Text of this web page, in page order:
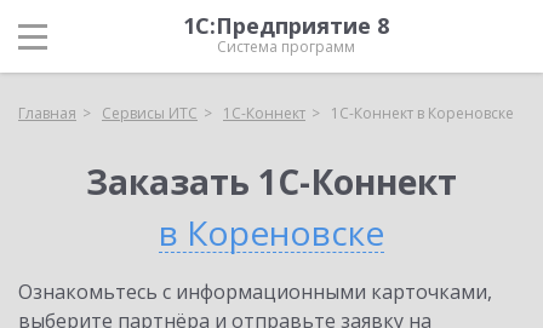
1С:Предприятие 8
Система программ
Главная Сервисы ИТС 1С-Коннект 1С-Коннект в Кореновске
Заказать 1С-Коннект
в Кореновске
Ознакомьтесь с информационными карточками,
выберите партнёра и отправьте заявку на